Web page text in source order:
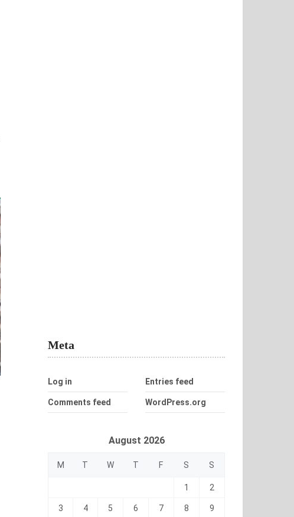
Meta
Log in Entries feed
Comments feed WordPress.org
August 2026
M T W T F S S
1 2
3 4 5 6 7 8 9